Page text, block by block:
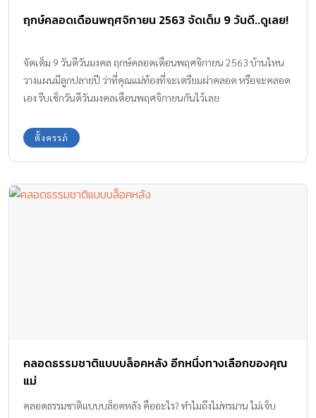
ฤกษ์คลอดเดือนพฤศจิกายน 2563 จัดเต็ม 9 วันดี..ดูเลย!
จัดเต็ม 9 วันดีวันมงคล ฤกษ์คลอดเดือนพฤศจิกายน 2563 บ้านไหน
วางแผนมีลูกปลายปี ว่าที่คุณแม่ท้องที่จะเตรียมผ่าคลอด หรือจะคลอด
เอง รีบเช็กวันดีวันมงคลเดือนพฤศจิกายนกันไว้เลย
ตั้งครรภ์
คลอดธรรมชาติแบบบล็อคหลัง อีกหนึ่งทางเลือกของคุณ
แม่
คลอดธรรมชาติแบบบล็อคหลัง คืออะไร? ทำไมถึงไม่ทรมาน ไม่เจ็บ